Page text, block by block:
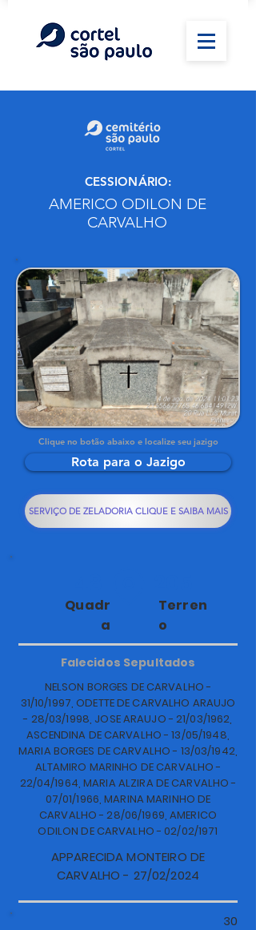
CESSIONÁRIO:
AMERICO ODILON DE
CARVALHO
Clique no botão abaixo e localize seu jazigo
Rota para o Jazigo
SERVIÇO DE ZELADORIA CLIQUE E SAIBA MAIS
Quadr
a
Terren
o
Falecidos Sepultados
NELSON BORGES DE CARVALHO -
31/10/1997, ODETTE DE CARVALHO ARAUJO
- 28/03/1998, JOSE ARAUJO - 21/03/1962,
ASCENDINA DE CARVALHO - 13/05/1948,
MARIA BORGES DE CARVALHO - 13/03/1942,
ALTAMIRO MARINHO DE CARVALHO -
22/04/1964, MARIA ALZIRA DE CARVALHO -
07/01/1966, MARINA MARINHO DE
CARVALHO - 28/06/1969, AMERICO
ODILON DE CARVALHO - 02/02/1971
APPARECIDA MONTEIRO DE
CARVALHO - 27/02/2024
30